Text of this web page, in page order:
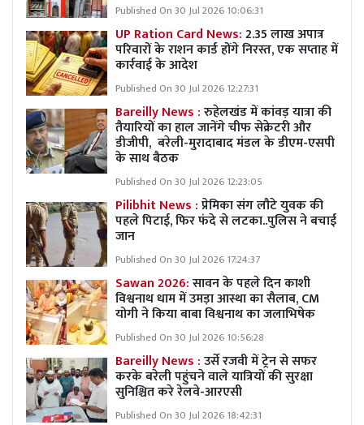
Published On 30 Jul 2026 10:06:31
UP Ration Card News:2.35 लाख अपात्र
परिवारों के राशन कार्ड होंगे निरस्त, एक सप्ताह में
कार्रवाई के आदेश
Published On 30 Jul 2026 12:27:31
Bareilly News :रुहेलखंड में कांवड़ यात्रा की
तैयारियों का हाल जानेंगे चीफ सेक्रेटरी और
डीजीपी, बरेली-मुरादाबाद मंडल के डीएम-एसपी
के साथ बैठक
Published On 30 Jul 2026 12:23:05
Pilibhit News :प्रेमिका संग लौटे युवक की
पहले पिटाई, फिर फंदे से लटका..पुलिस ने बचाई
जान
Published On 30 Jul 2026 17:24:37
Sawan 2026:सावन के पहले दिन काशी
विश्वनाथ धाम में उमड़ा आस्था का सैलाब, CM
योगी ने किया बाबा विश्वनाथ का जलाभिषेक
Published On 30 Jul 2026 10:56:28
Bareilly News :उर्से रजवी में ट्रेन से सफर
करके बरेली पहुंचने वाले यात्रियों की सुरक्षा
सुनिश्चित करे रेलवे-आरएसी
Published On 30 Jul 2026 18:42:31